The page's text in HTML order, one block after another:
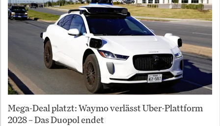
Mega-Deal platzt: Waymo verlässt Uber-Plattform
2028 – Das Duopol endet